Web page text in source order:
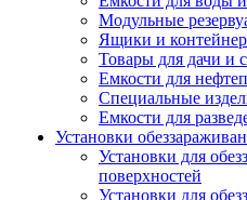
Модульные
Ящики и
Товары для дачи и
Емкости для
Специальные
Емкости для
Установки
Установки для
поверхностей
Установки для